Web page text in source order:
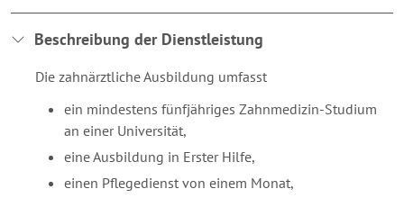
Beschreibung der Dienstleistung
Die zahnärztliche Ausbildung umfasst
ein mindestens fünfjähriges Zahnmedizin-Studium
an einer Universität,
eine Ausbildung in Erster Hilfe,
einen Pflegedienst von einem Monat,